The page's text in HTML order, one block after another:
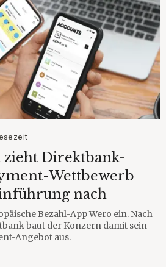
zieht Direktbank-
Wettbewerb
nach
Bezahl-App Wero ein. Nach
baut der Konzern damit sein
Angebot aus.